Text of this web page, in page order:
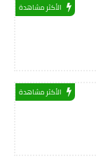
الأكثر مشاهدة
الأكثر مشاهدة